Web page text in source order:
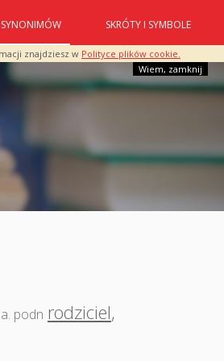
znajdziesz w Polityce plików cookie.
Wiem, zamknij
SYNONIMÓW SKRÓTY I SYMBOLE
podn rodziciel,